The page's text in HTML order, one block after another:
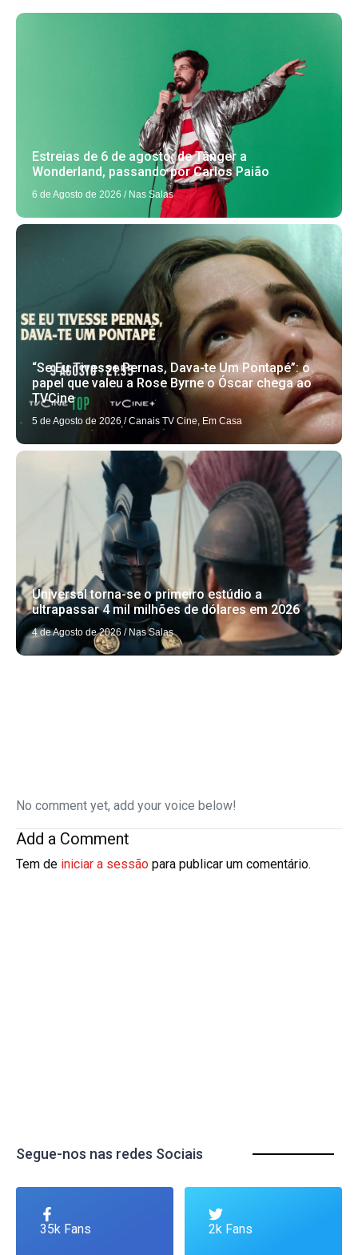
Estreias de 6 de agosto: de Tânger a
Wonderland, passando por Carlos Paião
6 de Agosto de 2026 / Nas Salas
“Se Eu Tivesse Pernas, Dava-te Um Pontapé”: o
papel que valeu a Rose Byrne o Óscar chega ao
TVCine
5 de Agosto de 2026 / Canais TV Cine Em Casa
Universal torna-se o primeiro estúdio a
ultrapassar 4 mil milhões de dólares em 2026
4 de Agosto de 2026 / Nas Salas
No comment yet, add your voice below!
Add a Comment
Tem de iniciar a sessão para publicar um comentário.
Segue-nos nas redes Sociais
35k Fans 2k Fans